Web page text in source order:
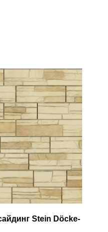
Stein Döcke-